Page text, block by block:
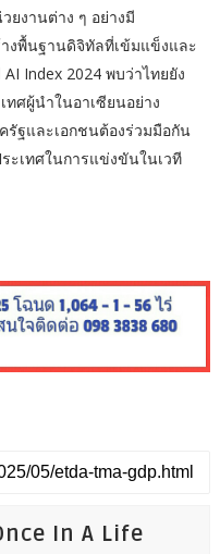
ยงานต่าง ๆ อย่างมี
งพื้นฐานดิจิทัลที่เข้มแข็งและ
Index 2024 พบว่าไทยยัง
ทศผู้นำในอาเซียนอย่าง
ฐและเอกชนต้องร่วมมือกัน
ะเทศในการแข่งขันในเวที
In A Life